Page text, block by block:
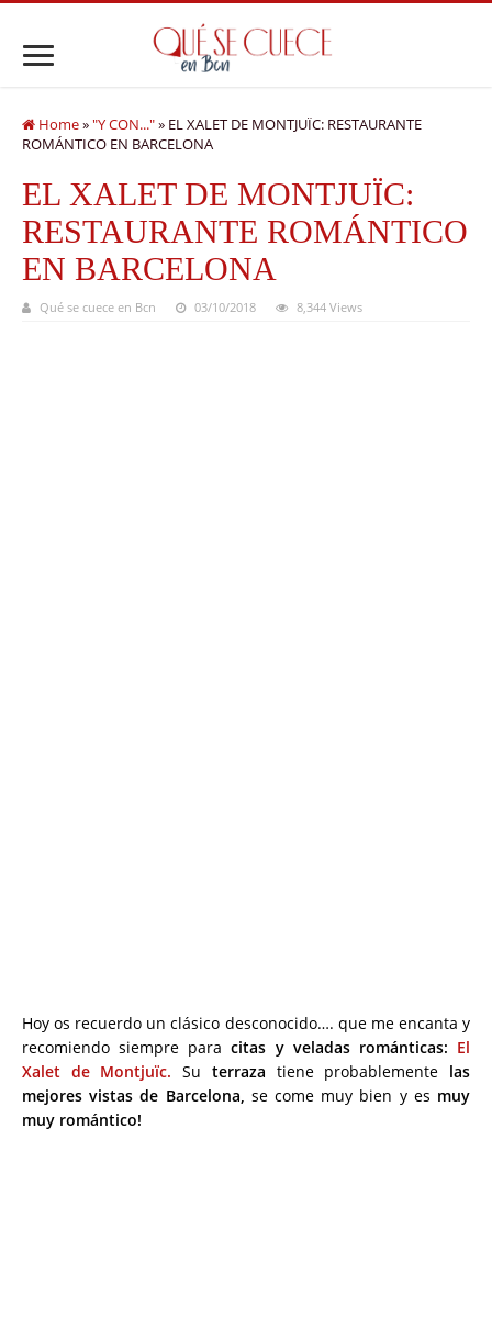
Home»"Y CON..."» EL XALET DE MONTJUÏC: RESTAURANTE
ROMÁNTICO EN BARCELONA
EL XALET DE MONTJUÏC:
RESTAURANTE ROMÁNTICO
EN BARCELONA
Qué se cuece en Bcn 03/10/2018 8,344 Views
Hoy os recuerdo un clásico desconocido…. que me encanta y
recomiendo siempre para citas y veladas románticas: El
Xalet de Montjuïc.Su terraza tiene probablemente las
mejores vistas de Barcelona, se come muy bien y es muy
muy romántico!